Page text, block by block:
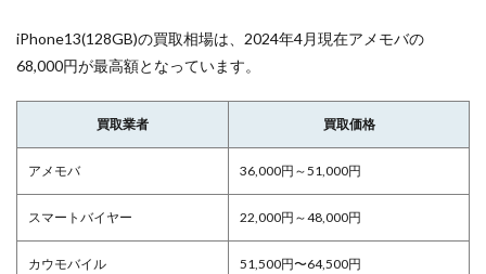
iPhone13(128GB)の買取相場は、2024年4月現在アメモバの
68,000円が最高額となっています。
買取業者 買取価格
アメモバ 36,000円～51,000円
スマートバイヤー 22,000円～48,000円
カウモバイル 51,500円〜64,500円